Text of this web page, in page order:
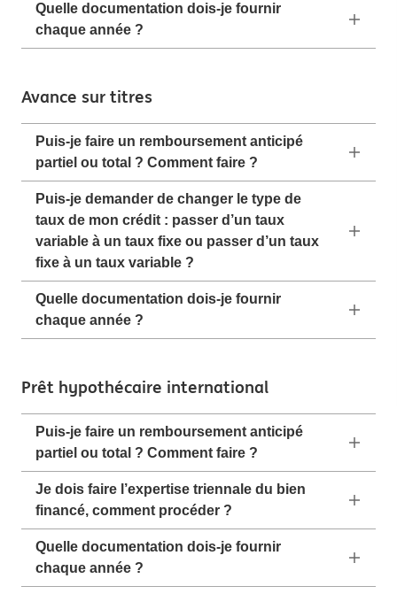
Quelle documentation dois-je fournir
chaque année ?
Avance sur titres
Puis-je faire un remboursement anticipé
partiel ou total ? Comment faire ?
Puis-je demander de changer le type de
taux de mon crédit : passer d’un taux
variable à un taux fixe ou passer d’un taux
fixe à un taux variable ?
Quelle documentation dois-je fournir
chaque année ?
Prêt hypothécaire international
Puis-je faire un remboursement anticipé
partiel ou total ? Comment faire ?
Je dois faire l’expertise triennale du bien
financé, comment procéder ?
Quelle documentation dois-je fournir
chaque année ?